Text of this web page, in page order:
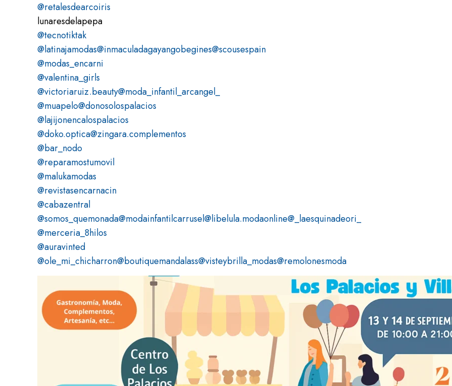
@retalesdearcoiris
lunaresdelapepa
@tecnotiktak
@latinajamodas@inmaculadagayangobegines@scousespain
@modas_encarni
@valentina_girls
@victoriaruiz.beauty@moda_infantil_arcangel_
@muapelo@donosolospalacios
@lajijonencalospalacios
@doko.optica@zingara.complementos
@bar_nodo
@reparamostumovil
@malukamodas
@revistasencarnacin
@cabazentral
@somos_quemonada@modainfantilcarrusel@libelula.modaonline@_laesquinadeori_
@merceria_8hilos
@auravinted
@ole_mi_chicharron@boutiquemandalass@visteybrilla_modas@remolonesmoda